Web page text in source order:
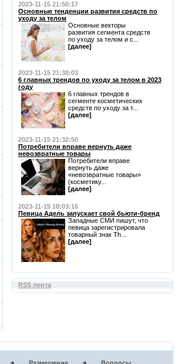
2023-11-15 21:50:17
Основные тенденции развития средств по
уходу за телом
Основные векторы
развития сегмента средств
по уходу за телом и с...
[далее]
2023-11-15 21:38:03
6 главных трендов по уходу за телом в 2023
году
6 главных трендов в
сегменте косметических
средств по уходу за т...
[далее]
2023-11-15 21:32:50
Потребители вправе вернуть даже
невозвратные товары
Потребители вправе
вернуть даже
«невозвратные товары»
(косметику...
[далее]
2023-11-15 18:03:16
Певица Адель запускает свой бьюти-бренд
Западные СМИ пишут, что
певица зарегистрировала
товарный знак Th...
[далее]
RSS лента